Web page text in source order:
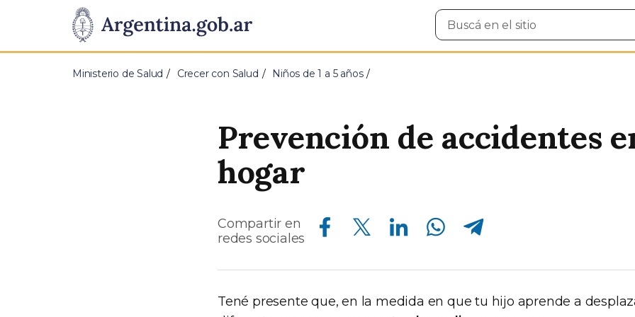
Presidencia
de
Pasar al contenido principal
Buscar
en
Ministerio de Salud Crecer con Salud Niños de 1 a 5 años
Prevención de accidentes
hogar
Compartir en
redes sociales
Compartir en Facebook Compartir en Twitter Compartir en Linkedin Compartir en Whatsapp Compartir en Telegram
Tené presente que, en la medida en que tu hijo aprende a